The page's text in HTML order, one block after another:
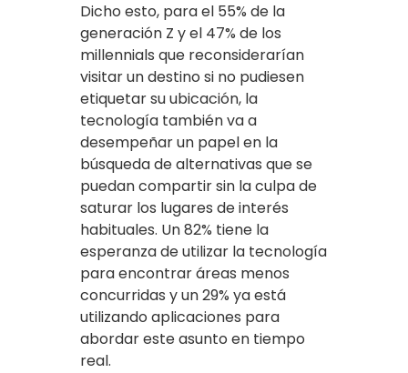
Dicho esto, para el 55% de la
generación Z y el 47% de los
millennials que reconsiderarían
visitar un destino si no pudiesen
etiquetar su ubicación, la
tecnología también va a
desempeñar un papel en la
búsqueda de alternativas que se
puedan compartir sin la culpa de
saturar los lugares de interés
habituales. Un 82% tiene la
esperanza de utilizar la tecnología
para encontrar áreas menos
concurridas y un 29% ya está
utilizando aplicaciones para
abordar este asunto en tiempo
real.